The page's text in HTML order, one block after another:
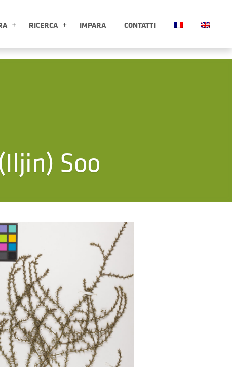
RICERCA IMPARA CONTATTI
Soo